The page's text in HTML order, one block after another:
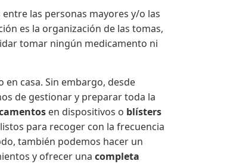
las personas mayores y/o las
es la organización de las tomas,
tomar ningún medicamento ni
en casa. Sin embargo, desde
de gestionar y preparar toda la
en dispositivos o blísters
para recoger con la frecuencia
también podemos hacer un
y ofrecer una completa